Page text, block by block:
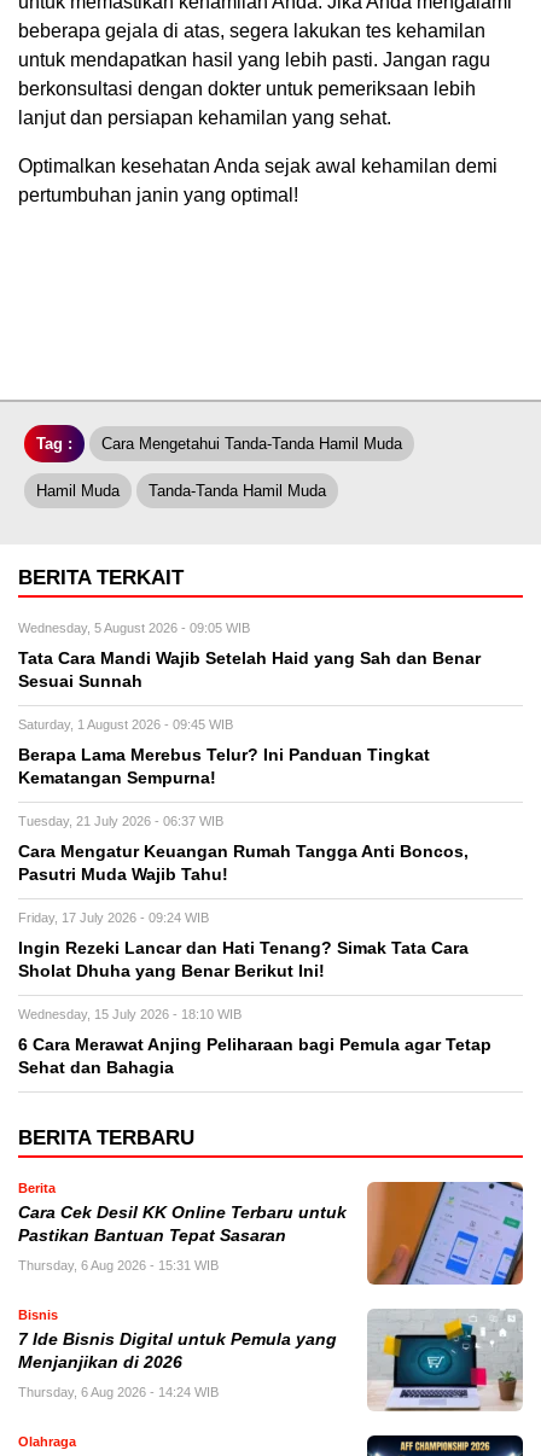
beberapa gejala di atas, segera lakukan tes kehamilan
untuk mendapatkan hasil yang lebih pasti. Jangan ragu
berkonsultasi dengan dokter untuk pemeriksaan lebih
lanjut dan persiapan kehamilan yang sehat.
Optimalkan kesehatan Anda sejak awal kehamilan demi
pertumbuhan janin yang optimal!
Tag : Cara Mengetahui Tanda-Tanda Hamil Muda
Hamil Muda Tanda-Tanda Hamil Muda
BERITA TERKAIT
Wednesday, 5 August 2026 - 09:05 WIB
Tata Cara Mandi Wajib Setelah Haid yang Sah dan Benar
Sesuai Sunnah
Saturday, 1 August 2026 - 09:45 WIB
Berapa Lama Merebus Telur? Ini Panduan Tingkat
Kematangan Sempurna!
Tuesday, 21 July 2026 - 06:37 WIB
Cara Mengatur Keuangan Rumah Tangga Anti Boncos,
Pasutri Muda Wajib Tahu!
Friday, 17 July 2026 - 09:24 WIB
Ingin Rezeki Lancar dan Hati Tenang? Simak Tata Cara
Sholat Dhuha yang Benar Berikut Ini!
Wednesday, 15 July 2026 - 18:10 WIB
6 Cara Merawat Anjing Peliharaan bagi Pemula agar Tetap
Sehat dan Bahagia
BERITA TERBARU
Berita
Cara Cek Desil KK Online Terbaru untuk
Pastikan Bantuan Tepat Sasaran
Thursday, 6 Aug 2026 - 15:31 WIB
Bisnis
7 Ide Bisnis Digital untuk Pemula yang
Menjanjikan di 2026
Thursday, 6 Aug 2026 - 14:24 WIB
Olahraga